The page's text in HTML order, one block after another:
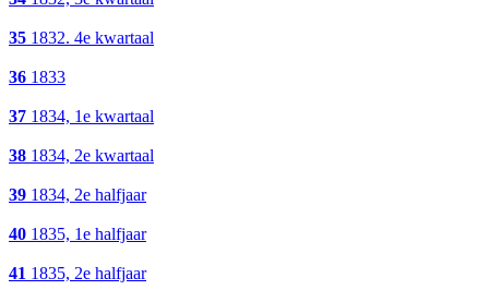
35 1832. 4e kwartaal
36 1833
37 1834, 1e kwartaal
38 1834, 2e kwartaal
39 1834, 2e halfjaar
40 1835, 1e halfjaar
41 1835, 2e halfjaar